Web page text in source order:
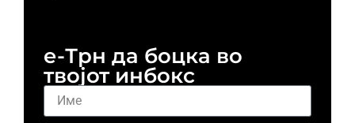
е-Трн да боцка во
твојот инбокс